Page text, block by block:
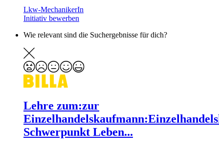
Lkw-MechanikerIn
Initiativ bewerben
Wie relevant sind die Suchergebnisse für dich?
Lehre zum:zur
Schwerpunkt Leben...